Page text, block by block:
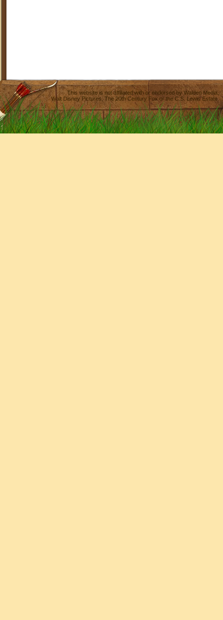
This website is not affiliated with or endorsed byWalden Media
Walt Disney Pictures,The 20th Century Fox or the C.S. Lewis Estate.